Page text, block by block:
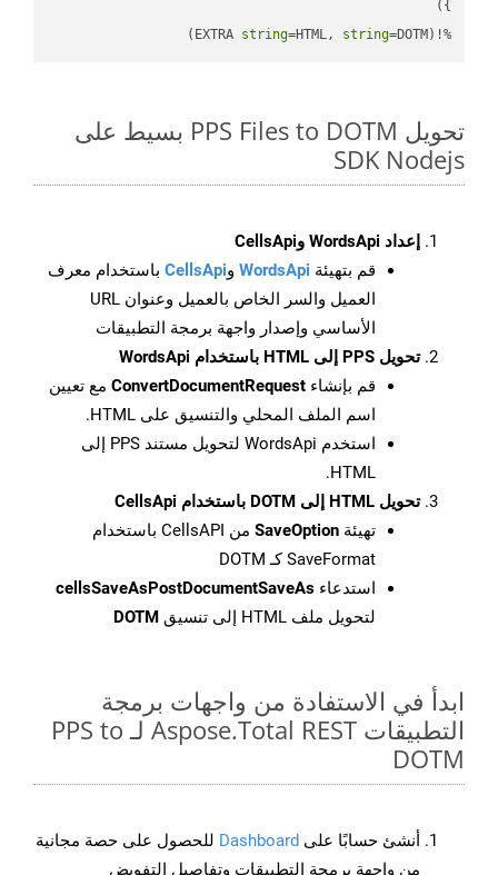
%!(EXTRA
string=HTML, string=DOTM)
تحويل PPS Files to DOTM بسيط على
SDK Nodejs
إعداد WordsApi وCellsApi
قم بتهيئة WordsApi وCellsApi باستخدام معرف
العميل والسر الخاص بالعميل وعنوان URL
الأساسي وإصدار واجهة برمجة التطبيقات
تحويل PPS إلى HTML باستخدام WordsApi
قم بإنشاء ConvertDocumentRequest مع تعيين
اسم الملف المحلي والتنسيق على HTML.
استخدم WordsApi لتحويل مستند PPS إلى
HTML.
تحويل HTML إلى DOTM باستخدام CellsApi
تهيئة SaveOption
من CellsAPI باستخدام
SaveFormat كـ DOTM
استدعاء cellsSaveAsPostDocumentSaveAs
لتحويل ملف HTML إلى تنسيق
DOTM
ابدأ في الاستفادة من واجهات برمجة
التطبيقات Aspose.Total REST لـ PPS to
DOTM
أنشئ حسابًا على Dashboard للحصول على حصة مجانية
من واجهة برمجة التطبيقات وتفاصيل التفويض